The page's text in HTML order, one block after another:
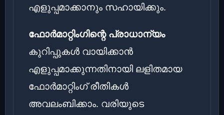
എളുപ്പമാക്കാനും സഹായിക്കും.
ഫോർമാറ്റിംഗിന്റെ പ്രാധാന്യം
കുറിപ്പുകൾ വായിക്കാൻ
എളുപ്പമാക്കുന്നതിനായി ലളിതമായ
ഫോർമാറ്റിംഗ് രീതികൾ
അവലംബിക്കാം. വരിയുടെ